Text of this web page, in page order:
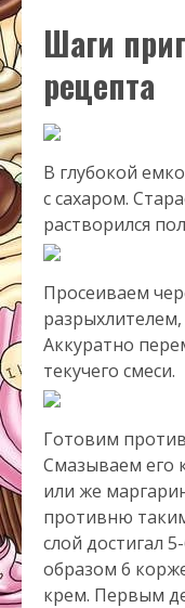
Шаги
рецепта
В глубокой
с сахаром.
растворился
Просеиваем
Аккуратно
текучего смеси.
Готовим
Смазываем его
или же
противню
слой достигал
образом 6
крем. Первым